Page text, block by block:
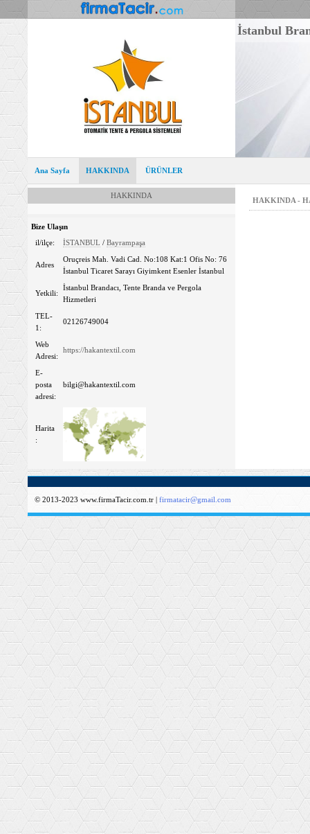
İstanbul
Ana Sayfa HAKKINDA ÜRÜNLER
HAKKINDA
Bize Ulaşın
il/ilçe:
İSTANBUL / Bayrampaşa
Adres
Oruçreis Mah. Vadi Cad. No:108 Kat:1 Ofis No: 76
İstanbul Ticaret Sarayı Giyimkent Esenler İstanbul
Yetkili:
İstanbul Brandacı, Tente Branda ve Pergola
Hizmetleri
TEL-
1:
02126749004
Web
Adresi:
https://hakantextil.com
E-
posta
adresi:
bilgi@hakantextil.com
Harita
:
HAKKINDA -
© 2013-2023 www.firmaTacir.com.tr | firmatacir@gmail.com